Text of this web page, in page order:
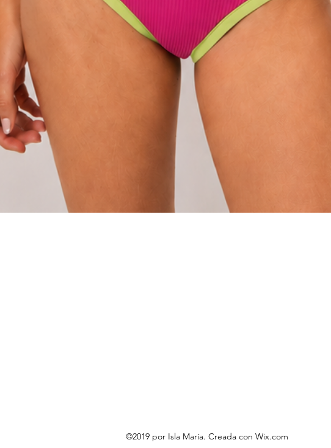
©2019 por Isla María. Creada con Wix.com